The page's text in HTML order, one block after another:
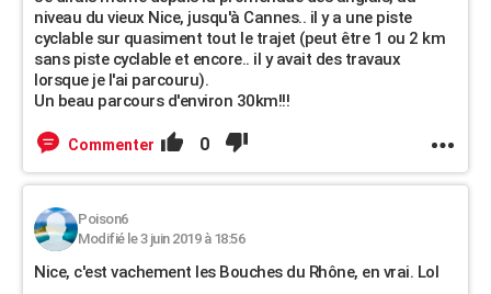
niveau du vieux Nice, jusqu'à Cannes.. il y a une piste
cyclable sur quasiment tout le trajet (peut être 1 ou 2 km
sans piste cyclable et encore.. il y avait des travaux
lorsque je l'ai parcouru).
Un beau parcours d'environ 30km!!!
Commenter 0
Poison6
Modifié le 3 juin 2019 à 18:56
Nice, c'est vachement les Bouches du Rhône, en vrai. Lol